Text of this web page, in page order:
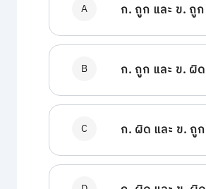
A ก. ถูก และ ข. ถูก
B ก. ถูก และ ข. ผิด
C ก. ผิด และ ข. ถูก